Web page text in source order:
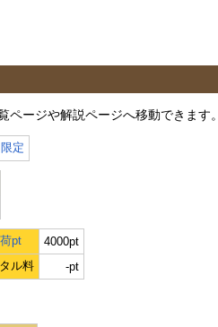
ページや解説ページへ移動できます。
定
pt
4000pt
ル料 -pt